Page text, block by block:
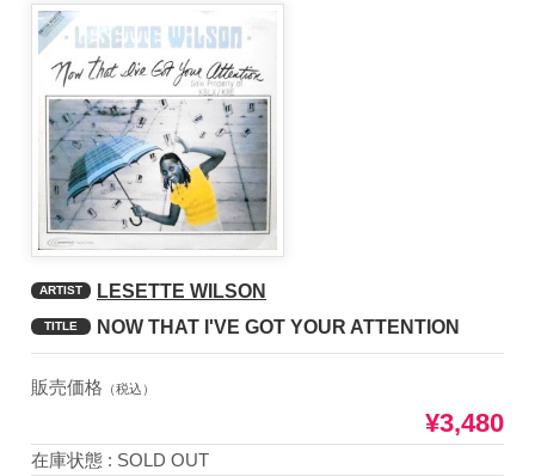
ARTIST LESETTE WILSON
TITLE NOW THAT I'VE GOT YOUR ATTENTION
販売価格 （税込）
¥3,480
在庫状態 : SOLD OUT